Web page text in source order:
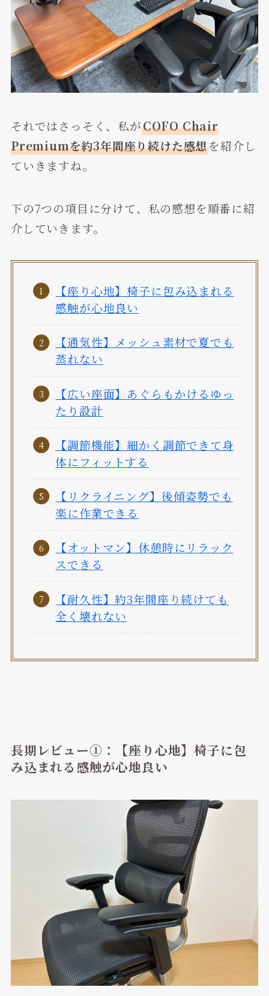
それではさっそく、私がCOFO Chair
Premiumを約3年間座り続けた感想を紹介し
ていきますね。
下の7つの項目に分けて、私の感想を順番に紹
介していきます。
【座り心地】椅子に包み込まれる
感触が心地良い
【通気性】メッシュ素材で夏でも
蒸れない
【広い座面】あぐらもかけるゆっ
たり設計
【調節機能】細かく調節できて身
体にフィットする
【リクライニング】後傾姿勢でも
楽に作業できる
【オットマン】休憩時にリラック
スできる
【耐久性】約3年間座り続けても
全く壊れない
長期レビュー①：【座り心地】椅子に包
み込まれる感触が心地良い